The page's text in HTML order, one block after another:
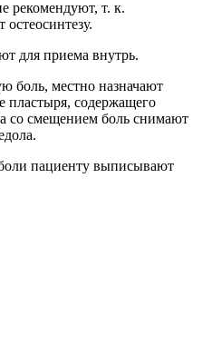
т. к.
для приема внутрь.
боль, местно назначают
пластыря, содержащего
со смещением боль снимают
пациенту выписывают